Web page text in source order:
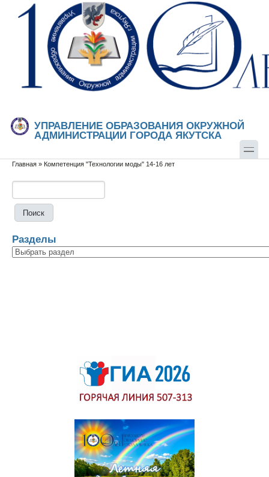
Перейти к основному содержанию
Skip to search
УПРАВЛЕНИЕ ОБРАЗОВАНИЯ ОКРУЖНОЙ
АДМИНИСТРАЦИИ ГОРОДА ЯКУТСКА
Вы здесь
Главная » Компетенция "Технологии моды" 14-16 лет
Разделы